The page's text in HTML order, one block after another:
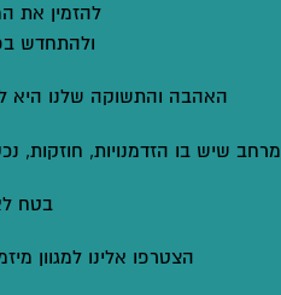
להזמין את
ולהתחדש
האהבה והתשוקה שלנו היא
מרחב שיש בו הזדמנויות, חוזקות,
בטח
הצטרפו אלינו למגוון